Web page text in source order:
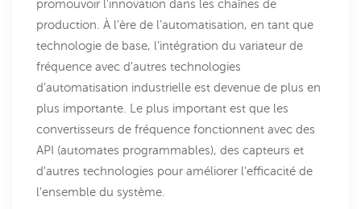
promouvoir l’innovation dans les chaînes de
production. À l’ère de l’automatisation, en tant que
technologie de base, l’intégration du variateur de
fréquence avec d’autres technologies
d’automatisation industrielle est devenue de plus en
plus importante. Le plus important est que les
convertisseurs de fréquence fonctionnent avec des
API (automates programmables), des capteurs et
d'autres technologies pour améliorer l'efficacité de
l'ensemble du système.